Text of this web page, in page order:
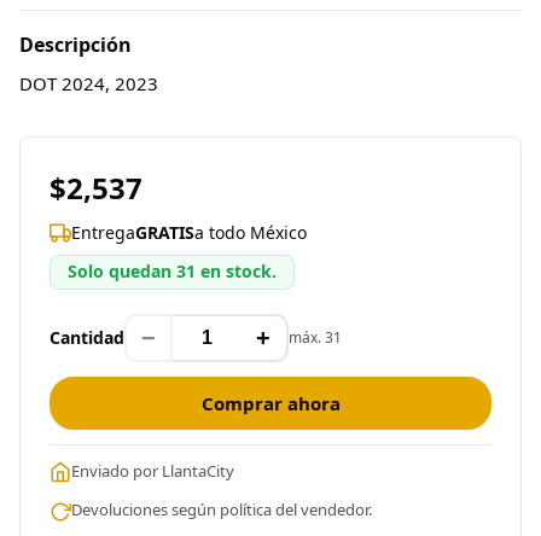
Descripción
DOT 2024, 2023
$2,537
EntregaGRATISa todo México
Solo quedan 31 en stock.
Cantidad − + máx. 31
Comprar ahora
Enviado por LlantaCity
Devoluciones según política del vendedor.